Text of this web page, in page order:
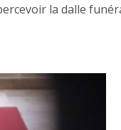
la dalle